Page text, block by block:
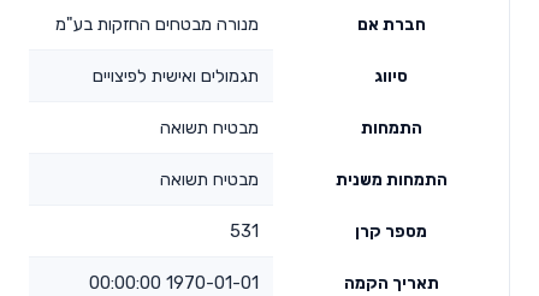
חברת אם מנורה מבטחים החזקות בע"מ
סיווג תגמולים ואישית לפיצויים
התמחות מבטיח תשואה
התמחות משנית מבטיח תשואה
מספר קרן 531
תאריך הקמה 1970-01-01 00:00:00